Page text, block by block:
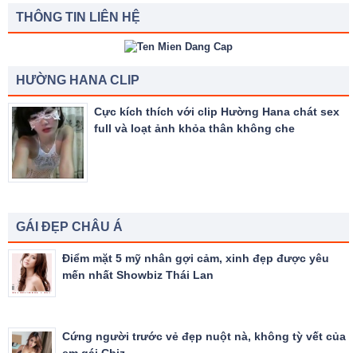
THÔNG TIN LIÊN HỆ
HƯỜNG HANA CLIP
Cực kích thích với clip Hường Hana chát sex
full và loạt ảnh khỏa thân không che
GÁI ĐẸP CHÂU Á
Điểm mặt 5 mỹ nhân gợi cảm, xinh đẹp được yêu
mến nhất Showbiz Thái Lan
Cứng người trước vẻ đẹp nuột nà, không tỳ vết của